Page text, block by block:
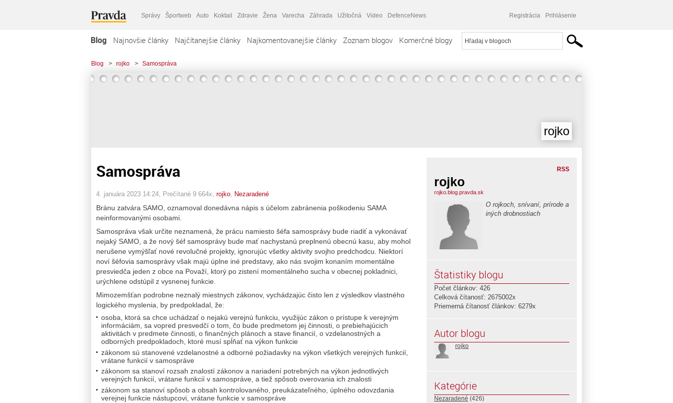
Správy Športweb Auto Koktail Zdravie Žena Varecha Záhrada Užitočná Video DefenceNews Registrácia Prihlásenie
Blog Najnovšie články Najčítanejšie články Najkomentovanejšie články Zoznam blogov Komerčné blogy
Blog > rojko > Samospráva
rojko
Samospráva
4. januára 2023 14:24 , Prečítané 9 664x, rojko Nezaradené
Bránu zatvára SAMO, oznamoval donedávna nápis s účelom zabránenia poškodeniu SAMA
neinformovanými osobami.
Samospráva však určite neznamená, že prácu namiesto šéfa samosprávy bude riadiť a vykonávať
nejaký SAMO, a že nový šéf samosprávy bude mať nachystanú preplnenú obecnú kasu, aby mohol
nerušene vymýšľať nové revolučné projekty, ignorujúc všetky aktivity svojho predchodcu. Niektorí
noví šéfovia samosprávy však majú úplne iné predstavy, ako nás svojim konaním momentálne
presviedča jeden z obce na Považí, ktorý po zistení momentálneho sucha v obecnej pokladnici,
urýchlene odstúpil z vysnenej funkcie.
Mimozemšťan podrobne neznalý miestnych zákonov, vychádzajúc čisto len z výsledkov vlastného
logického myslenia, by predpokladal, že:
osoba, ktorá sa chce uchádzať o nejakú verejnú funkciu, využijúc zákon o prístupe k verejným
informáciám, sa vopred presvedčí o tom, čo bude predmetom jej činnosti, o prebiehajúcich
aktivitách v predmete činnosti, o finančných plánoch a stave financií, o vzdelanostných a
odborných predpokladoch, ktoré musí spĺňať na výkon funkcie
zákonom sú stanovené vzdelanostné a odborné požiadavky na výkon všetkých verejných funkcií,
vrátane funkcií v samospráve
zákonom sa stanoví rozsah znalostí zákonov a nariadení potrebných na výkon jednotlivých
verejných funkcií, vrátane funkcií v samospráve, a tiež spôsob overovania ich znalosti
zákonom sa stanoví spôsob a obsah kontrolovaného, preukázateľného, úplného odovzdania
verejnej funkcie nástupcovi, vrátane funkcie v samospráve
RSS
rojko
rojko.blog.pravda.sk
O rojkoch, snívaní, prírode a
iných drobnostiach
Štatistiky blogu
Počet článkov: 426
Celková čítanosť: 2675002x
Priemerná čítanosť článkov: 6279x
Autor blogu
rojko
Kategórie
Nezaradené (426)